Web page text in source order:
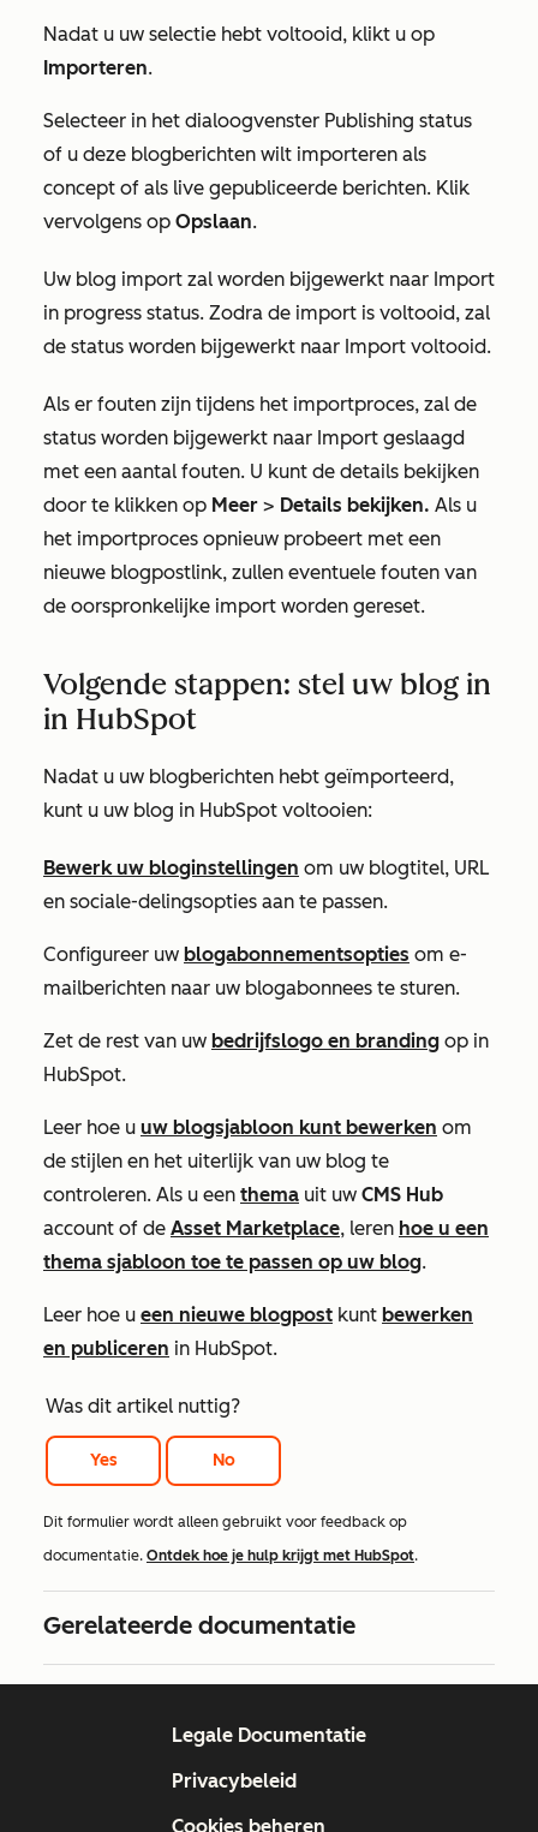
Nadat u uw selectie hebt voltooid, klikt u op
Importeren.
Selecteer in het dialoogvenster Publishing status
of u deze blogberichten wilt importeren als
concept of als live gepubliceerde berichten. Klik
vervolgens op Opslaan.
Uw blog import zal worden bijgewerkt naar Import
in progress status. Zodra de import is voltooid, zal
de status worden bijgewerkt naar Import voltooid.
Als er fouten zijn tijdens het importproces, zal de
status worden bijgewerkt naar Import geslaagd
met een aantal fouten. U kunt de details bekijken
door te klikken op Meer > Details bekijken. Als u
het importproces opnieuw probeert met een
nieuwe blogpostlink, zullen eventuele fouten van
de oorspronkelijke import worden gereset.
Volgende stappen: stel uw blog in
in HubSpot
Nadat u uw blogberichten hebt geïmporteerd,
kunt u uw blog in HubSpot voltooien:
Bewerk uw bloginstellingen om uw blogtitel, URL
en sociale-delingsopties aan te passen.
Configureer uw blogabonnementsopties om e-
mailberichten naar uw blogabonnees te sturen.
Zet de rest van uw bedrijfslogo en branding op in
HubSpot.
Leer hoe u uw blogsjabloon kunt bewerken om
de stijlen en het uiterlijk van uw blog te
controleren. Als u een thema uit uw CMS Hub
account of de Asset Marketplace, leren hoe u een
thema sjabloon toe te passen op uw blog.
Leer hoe u een nieuwe blogpost kunt bewerken
en publiceren in HubSpot.
Was dit artikel nuttig?
Yes No
Dit formulier wordt alleen gebruikt voor feedback op
documentatie. Ontdek hoe je hulp krijgt met HubSpot.
Gerelateerde documentatie
Legale Documentatie
Privacybeleid
Cookies beheren